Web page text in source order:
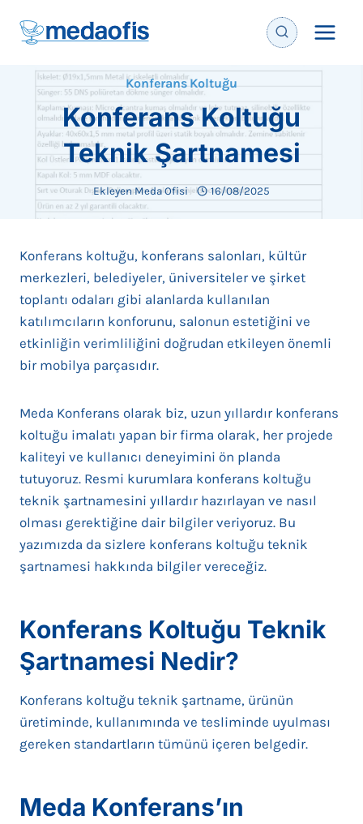
geç
Konferans Koltuğu
Konferans Koltuğu
Teknik Şartnamesi
Ekleyen Meda Ofisi 16/08/2025
Konferans koltuğu, konferans salonları, kültür
merkezleri, belediyeler, üniversiteler ve şirket
toplantı odaları gibi alanlarda kullanılan
katılımcıların konforunu, salonun estetiğini ve
etkinliğin verimliliğini doğrudan etkileyen önemli
bir mobilya parçasıdır.
Meda Konferans olarak biz, uzun yıllardır konferans
koltuğu imalatı yapan bir firma olarak, her projede
kaliteyi ve kullanıcı deneyimini ön planda
tutuyoruz. Resmi kurumlara konferans koltuğu
teknik şartnamesini yıllardır hazırlayan ve nasıl
olması gerektiğine dair bilgiler veriyoruz. Bu
yazımızda da sizlere konferans koltuğu teknik
şartnamesi hakkında bilgiler vereceğiz.
Konferans Koltuğu Teknik
Şartnamesi Nedir?
Konferans koltuğu teknik şartname, ürünün
üretiminde, kullanımında ve tesliminde uyulması
gereken standartların tümünü içeren belgedir.
Meda Konferans’ın